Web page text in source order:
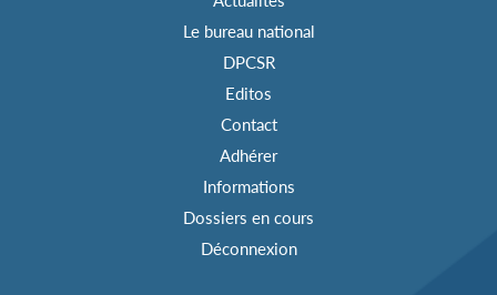
Le bureau national
DPCSR
Editos
Contact
Adhérer
Informations
Dossiers en cours
Déconnexion